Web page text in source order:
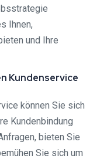
Ihnen,
und Ihre
Kundenservice
können Sie sich
Kundenbindung
bieten Sie
Sie sich um